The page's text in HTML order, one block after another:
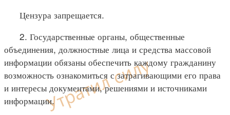
Цензура запрещается.
2. Государственные органы, общественные
объединения, должностные лица и средства массовой
информации обязаны обеспечить каждому гражданину
возможность ознакомиться с затрагивающими его права
и интересы документами, решениями и источниками
информации.